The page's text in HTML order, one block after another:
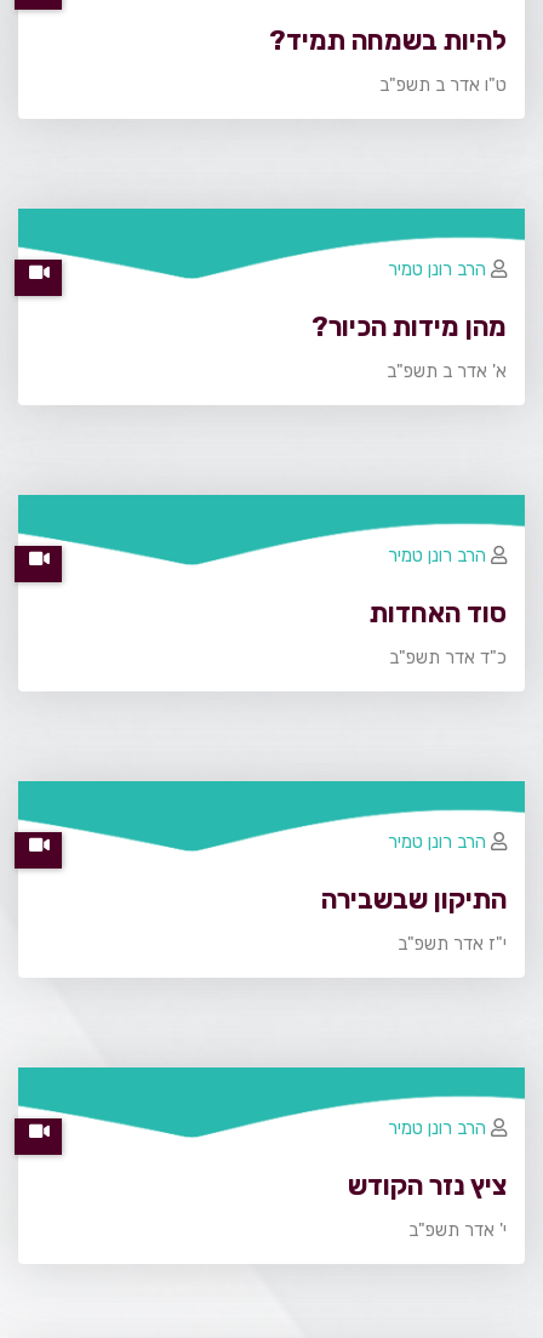
להיות בשמחה תמיד?
ט"ו אדר ב תשפ"ב
מהן מידות הכיור?
א' אדר ב תשפ"ב
הרב רונן טמיר
סוד האחדות
כ"ד אדר תשפ"ב
הרב רונן טמיר
התיקון שבשבירה
י"ז אדר תשפ"ב
הרב רונן טמיר
ציץ נזר הקודש
י' אדר תשפ"ב
הרב רונן טמיר